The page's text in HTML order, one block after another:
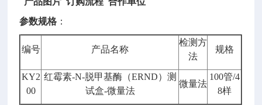
参数规格 ：
编号 产品名称
检测方
法
规格
KY2
00
红霉素-N-脱甲基酶（ERND）测
试盒-微量法
微量法
100管/4
8样